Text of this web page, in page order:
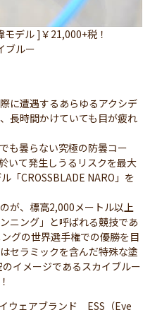
モデル ]￥21,000+税！
ブルー
に遭遇するあらゆるアクシデ
長時間かけていても目が疲れ
も曇らない究極の防曇コー
いて発生しうるリスクを最大
「CROSSBLADE NARO」を
が、標高2,000メートル以上
ニング」と呼ばれる競技であ
グの世界選手権での優勝を目
セラミックを含んだ特殊な塗
イメージであるスカイブルー
ウェアブランド ESS（Eye